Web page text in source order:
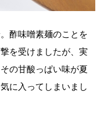
酢味噌素麺のことを
を受けましたが、実
の甘酸っぱい味が夏
に入ってしまいまし